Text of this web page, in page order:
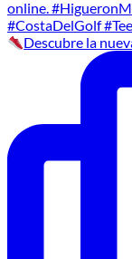
Descubre la